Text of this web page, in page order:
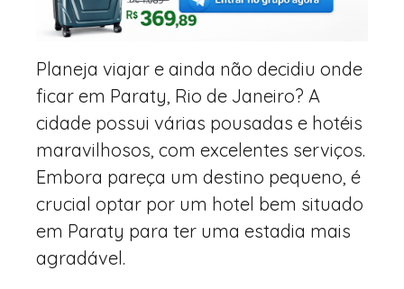
Planeja viajar e ainda não decidiu onde
ficar em Paraty, Rio de Janeiro? A
cidade possui várias pousadas e hotéis
maravilhosos, com excelentes serviços.
Embora pareça um destino pequeno, é
crucial optar por um hotel bem situado
em Paraty para ter uma estadia mais
agradável.